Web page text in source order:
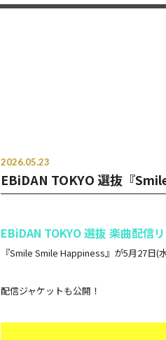
2026.05.23
EBiDAN TOKYO 選抜『
EBiDAN TOKYO 選抜 楽曲配信
『Smile Smile Happiness』が5月27日(
配信ジャケットも公開！